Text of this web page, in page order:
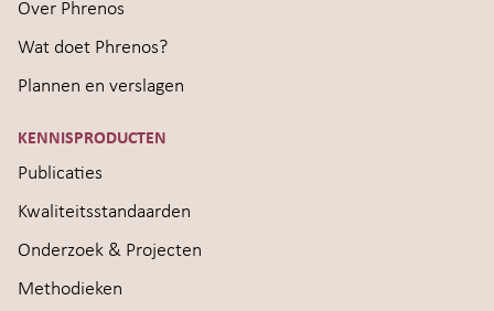
Over Phrenos
Wat doet Phrenos?
Plannen en verslagen
KENNISPRODUCTEN
Publicaties
Kwaliteitsstandaarden
Onderzoek & Projecten
Methodieken